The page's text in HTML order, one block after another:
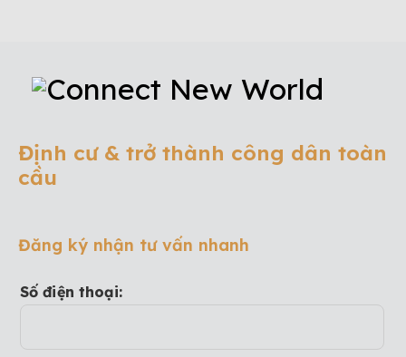
Định cư & trở thành công dân toàn
cầu
Đăng ký nhận tư vấn nhanh
Số điện thoại: